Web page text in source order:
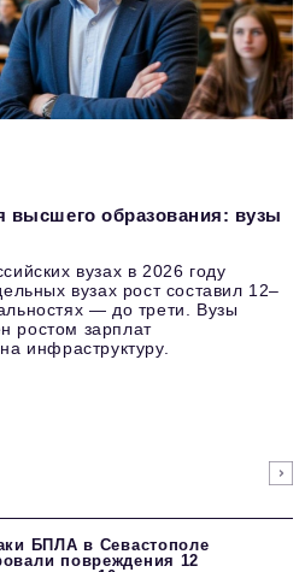
образования: вузы
вузах в 2026 году
вузах рост составил 12–
— до трети. Вузы
ростом зарплат
инфраструктуру.
БПЛА в Севастополе
повреждения 12